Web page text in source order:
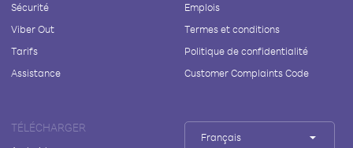
Sécurité
Viber Out
Tarifs
Assistance
Emplois
Termes et conditions
Politique de confidentialité
Customer Complaints Code
TÉLÉCHARGER
Français